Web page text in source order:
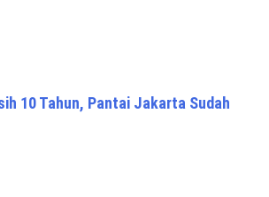
10 Tahun, Pantai Jakarta Sudah